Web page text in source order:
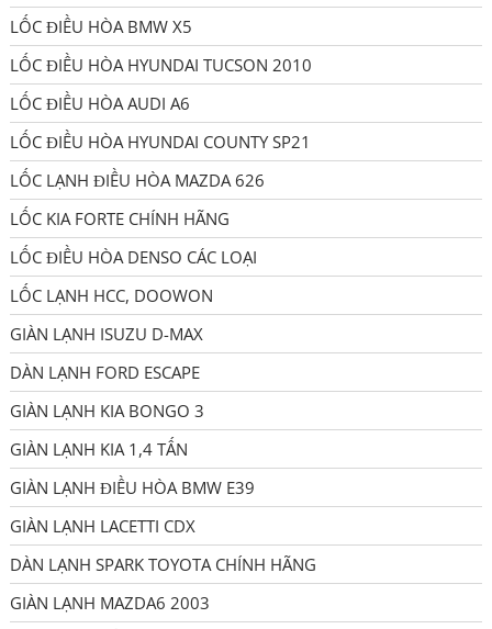
LỐC ĐIỀU HÒA BMW X5
LỐC ĐIỀU HÒA HYUNDAI TUCSON 2010
LỐC ĐIỀU HÒA AUDI A6
LỐC ĐIỀU HÒA HYUNDAI COUNTY SP21
LỐC LẠNH ĐIỀU HÒA MAZDA 626
LỐC KIA FORTE CHÍNH HÃNG
LỐC ĐIỀU HÒA DENSO CÁC LOẠI
LỐC LẠNH HCC, DOOWON
GIÀN LẠNH ISUZU D-MAX
DÀN LẠNH FORD ESCAPE
GIÀN LẠNH KIA BONGO 3
GIÀN LẠNH KIA 1,4 TẤN
GIÀN LẠNH ĐIỀU HÒA BMW E39
GIÀN LẠNH LACETTI CDX
DÀN LẠNH SPARK TOYOTA CHÍNH HÃNG
GIÀN LẠNH MAZDA6 2003